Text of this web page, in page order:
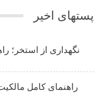
پستهای اخیر
نگهداری از استخر؛
راهنمای کامل